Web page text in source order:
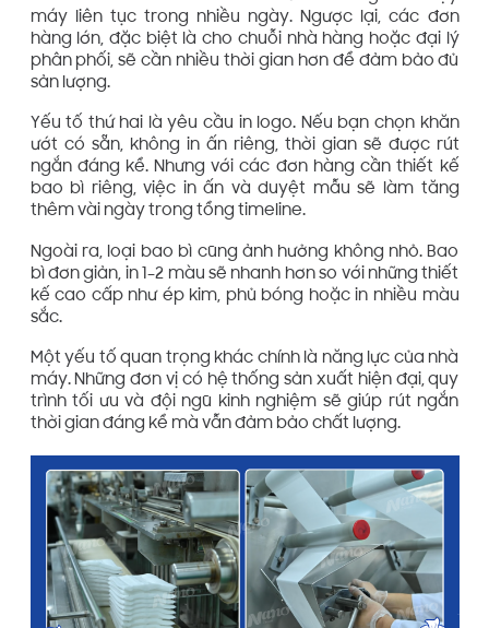
máy liên tục trong nhiều ngày. Ngược lại, các đơn
hàng lớn, đặc biệt là cho chuỗi nhà hàng hoặc đại lý
phân phối, sẽ cần nhiều thời gian hơn để đảm bảo đủ
sản lượng.
Yếu tố thứ hai là yêu cầu in logo. Nếu bạn chọn khăn
ướt có sẵn, không in ấn riêng, thời gian sẽ được rút
ngắn đáng kể. Nhưng với các đơn hàng cần thiết kế
bao bì riêng, việc in ấn và duyệt mẫu sẽ làm tăng
thêm vài ngày trong tổng timeline.
Ngoài ra, loại bao bì cũng ảnh hưởng không nhỏ. Bao
bì đơn giản, in 1–2 màu sẽ nhanh hơn so với những thiết
kế cao cấp như ép kim, phủ bóng hoặc in nhiều màu
sắc.
Một yếu tố quan trọng khác chính là năng lực của nhà
máy. Những đơn vị có hệ thống sản xuất hiện đại, quy
trình tối ưu và đội ngũ kinh nghiệm sẽ giúp rút ngắn
thời gian đáng kể mà vẫn đảm bảo chất lượng.